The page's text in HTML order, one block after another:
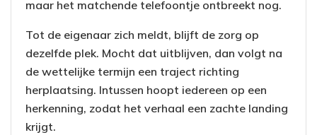
maar het matchende telefoontje ontbreekt nog.
Tot de eigenaar zich meldt, blijft de zorg op
dezelfde plek. Mocht dat uitblijven, dan volgt na
de wettelijke termijn een traject richting
herplaatsing. Intussen hoopt iedereen op een
herkenning, zodat het verhaal een zachte landing
krijgt.